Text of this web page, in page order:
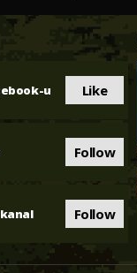
u Like
Follow
Follow